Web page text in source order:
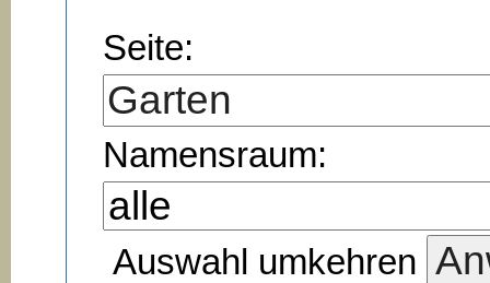
Seite:
Namensraum:
Auswahl umkehren